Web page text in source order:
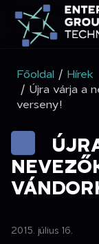
Főoldal / Hírek
/ Újra várja a
verseny!
2015. július 16.